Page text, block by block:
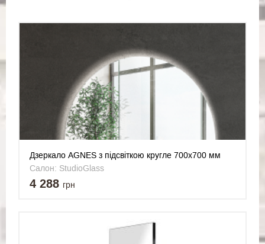
Дзеркало AGNES з підсвіткою кругле 700x700 мм
Салон: StudioGlass
4 288 грн